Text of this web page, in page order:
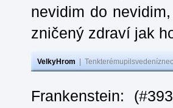
nevidim do
zničený zdraví jak
VelkyHrom
Frankenstein: